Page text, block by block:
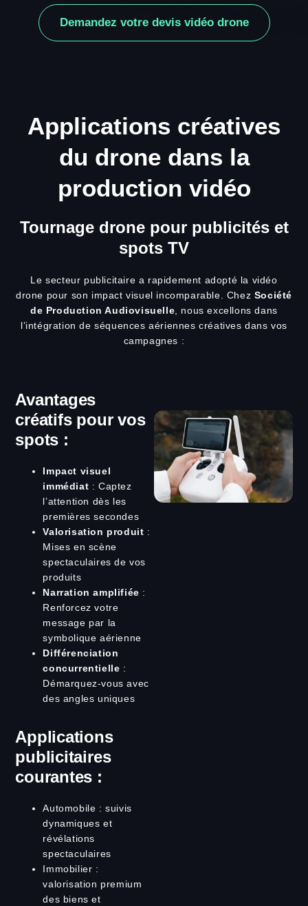
Demandez votre devis vidéo drone
Applications créatives
du drone dans la
production vidéo
Tournage drone pour publicités et
spots TV
Le secteur publicitaire a rapidement adopté la vidéo
drone pour son impact visuel incomparable. Chez Société
de Production Audiovisuelle , nous excellons dans
l’intégration de séquences aériennes créatives dans vos
campagnes :
Avantages
créatifs pour vos
spots :
Impact visuel
immédiat : Captez
l’attention dès les
premières secondes
Valorisation produit :
Mises en scène
spectaculaires de vos
produits
Narration amplifiée :
Renforcez votre
message par la
symbolique aérienne
Différenciation
concurrentielle :
Démarquez-vous avec
des angles uniques
Applications
publicitaires
courantes :
Automobile : suivis
dynamiques et
révélations
spectaculaires
Immobilier :
valorisation premium
des biens et